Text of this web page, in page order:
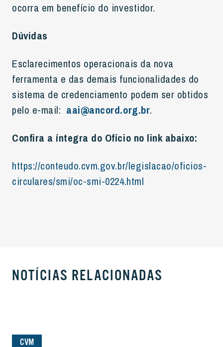
ocorra em benefício do investidor.
Dúvidas
Esclarecimentos operacionais da nova
ferramenta e das demais funcionalidades do
sistema de credenciamento podem ser obtidos
pelo e-mail: aai@ancord.org.br.
Confira a íntegra do Ofício no link abaixo:
https://conteudo.cvm.gov.br/legislacao/oficios-
circulares/smi/oc-smi-0224.html
NOTÍCIAS RELACIONADAS
CVM